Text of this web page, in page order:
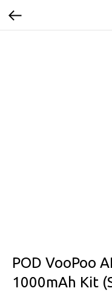
POD VooPoo
1000mAh Kit